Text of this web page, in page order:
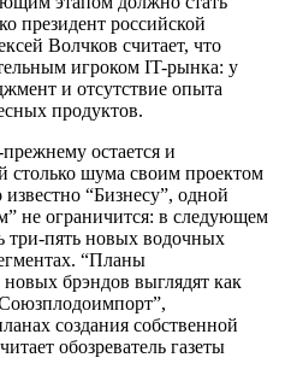
президент российской
Волчков считает, что
игроком IT-рынка: у
и отсутствие опыта
продуктов.
остается и
столько шума своим проектом
“Бизнесу”, одной
не ограничится: в следующем
три-пять новых водочных
“Планы
брэндов выглядят как
создания собственной
обозреватель газеты